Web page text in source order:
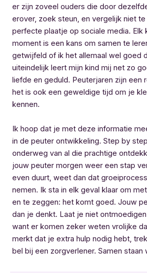
er zijn zoveel ouders die door
erover, zoek steun, en vergelijk niet
perfecte plaatje op sociale media. Elk
moment is een kans om samen te
getwijfeld of ik het allemaal wel goed
uiteindelijk leert mijn kind mij net zo
liefde en geduld. Peuterjaren zijn een
het is ook een geweldige tijd om je
kennen.
Ik hoop dat je met deze informatie
in de peuter ontwikkeling. Step by
onderweg van al die prachtige
jouw peuter morgen weer een stap
even duurt, weet dan dat
nemen. Ik sta in elk geval klaar om
en te zeggen: het komt goed. Jouw
dan je denkt. Laat je niet
want er komen zeker weten vrolijke
merkt dat je extra hulp nodig hebt,
bel bij een zorgverlener. Samen staan